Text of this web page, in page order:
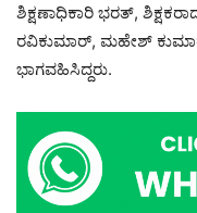
ಶಿಕ್ಷಣಾಧಿಕಾರಿ ಭರತ್,
ರವಿಕುಮಾರ್, ಮಹೇಶ್
ಭಾಗವಹಿಸಿದ್ದರು.